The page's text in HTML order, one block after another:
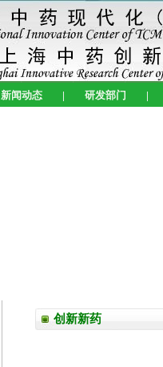
新闻动态 | 研发部门 |
创新新药